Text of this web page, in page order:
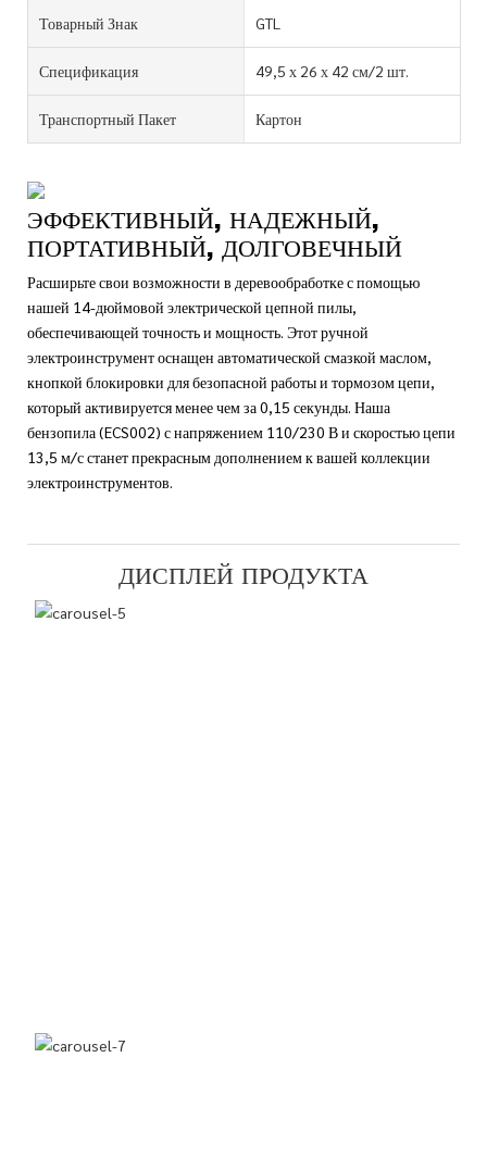
Товарный Знак GTL
Спецификация 49,5 х 26 х 42 см/2 шт.
Транспортный Пакет Картон
ЭФФЕКТИВНЫЙ, НАДЕЖНЫЙ,
ПОРТАТИВНЫЙ, ДОЛГОВЕЧНЫЙ
Расширьте свои возможности в деревообработке с помощью
нашей 14-дюймовой электрической цепной пилы,
обеспечивающей точность и мощность. Этот ручной
электроинструмент оснащен автоматической смазкой маслом,
кнопкой блокировки для безопасной работы и тормозом цепи,
который активируется менее чем за 0,15 секунды. Наша
бензопила (ECS002) с напряжением 110/230 В и скоростью цепи
13,5 м/с станет прекрасным дополнением к вашей коллекции
электроинструментов.
ДИСПЛЕЙ ПРОДУКТА